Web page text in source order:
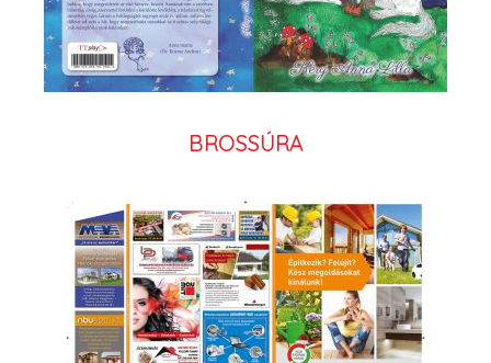
BROSSÚRA